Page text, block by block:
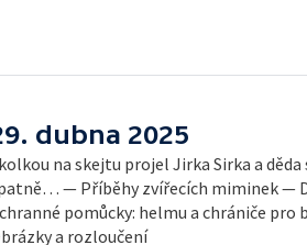
dubna 2025
na skejtu projel Jirka Sirka a
— Příběhy zvířecích miminek —
pomůcky: helmu a chrániče
a rozloučení